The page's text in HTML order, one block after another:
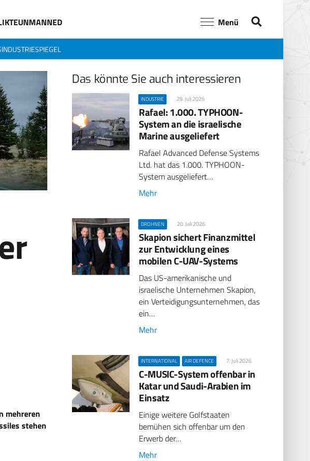
UNMANNED Menü
INDUSTRIESPIEGEL
mehreren
stehen
Das könnte Sie auch interessieren
INDUSTRIE 29. Juli 2026
Rafael: 1.000. TYPHOON-
System an die israelische
Marine ausgeliefert
Rafael Advanced Defense Systems
Ltd. hat das 1.000. TYPHOON-
System ausgeliefert…
Mehr
DROHNEN 20. Juli 2026
Skapion sichert Finanzmittel
zur Entwicklung eines
mobilen C-UAV-Systems
Das US-amerikanische und
israelische Unternehmen Skapion,
ein Verteidigungsunternehmen, das
ein…
Mehr
INTERNATIONAL AIR DEFENCE 7. Juli 2026
C-MUSIC-System offenbar in
Katar und Saudi-Arabien im
Einsatz
Einige weitere Golfstaaten
bemühen sich offenbar um den
Erwerb der…
Mehr